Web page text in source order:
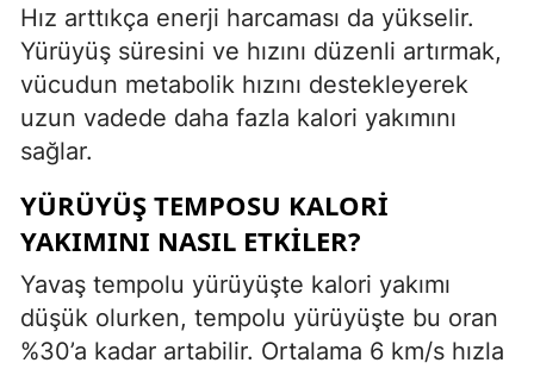
Hız arttıkça enerji harcaması da yükselir.
Yürüyüş süresini ve hızını düzenli artırmak,
vücudun metabolik hızını destekleyerek
uzun vadede daha fazla kalori yakımını
sağlar.
YÜRÜYÜŞ TEMPOSU KALORI
YAKIMINI NASIL ETKILER?
Yavaş tempolu yürüyüşte kalori yakımı
düşük olurken, tempolu yürüyüşte bu oran
%30’a kadar artabilir. Ortalama 6 km/s hızla